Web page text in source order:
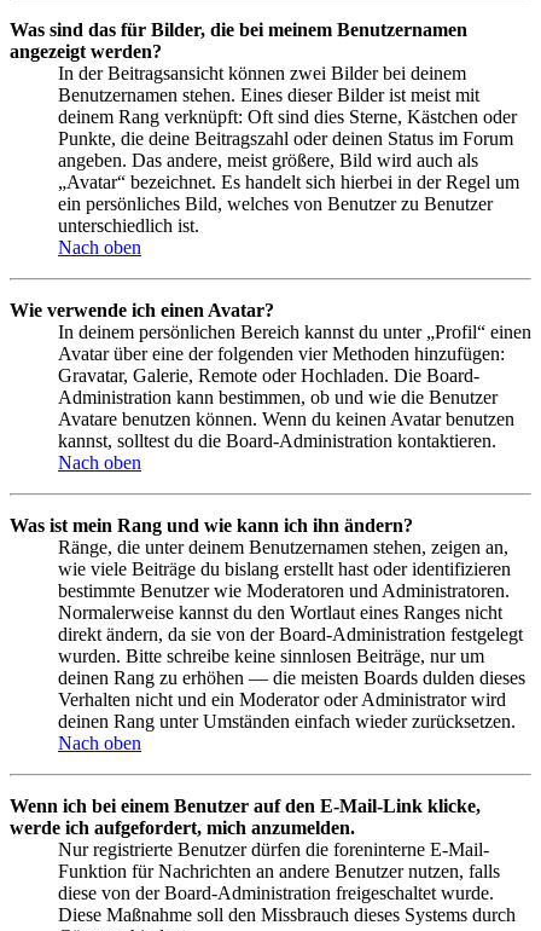
Was sind das für Bilder, die bei meinem Benutzernamen
angezeigt werden?
In der Beitragsansicht können zwei Bilder bei deinem
Benutzernamen stehen. Eines dieser Bilder ist meist mit
deinem Rang verknüpft: Oft sind dies Sterne, Kästchen oder
Punkte, die deine Beitragszahl oder deinen Status im Forum
angeben. Das andere, meist größere, Bild wird auch als
„Avatar“ bezeichnet. Es handelt sich hierbei in der Regel um
ein persönliches Bild, welches von Benutzer zu Benutzer
unterschiedlich ist.
Nach oben
Wie verwende ich einen Avatar?
In deinem persönlichen Bereich kannst du unter „Profil“ einen
Avatar über eine der folgenden vier Methoden hinzufügen:
Gravatar, Galerie, Remote oder Hochladen. Die Board-
Administration kann bestimmen, ob und wie die Benutzer
Avatare benutzen können. Wenn du keinen Avatar benutzen
kannst, solltest du die Board-Administration kontaktieren.
Nach oben
Was ist mein Rang und wie kann ich ihn ändern?
Ränge, die unter deinem Benutzernamen stehen, zeigen an,
wie viele Beiträge du bislang erstellt hast oder identifizieren
bestimmte Benutzer wie Moderatoren und Administratoren.
Normalerweise kannst du den Wortlaut eines Ranges nicht
direkt ändern, da sie von der Board-Administration festgelegt
wurden. Bitte schreibe keine sinnlosen Beiträge, nur um
deinen Rang zu erhöhen — die meisten Boards dulden dieses
Verhalten nicht und ein Moderator oder Administrator wird
deinen Rang unter Umständen einfach wieder zurücksetzen.
Nach oben
Wenn ich bei einem Benutzer auf den E-Mail-Link klicke,
werde ich aufgefordert, mich anzumelden.
Nur registrierte Benutzer dürfen die foreninterne E-Mail-
Funktion für Nachrichten an andere Benutzer nutzen, falls
diese von der Board-Administration freigeschaltet wurde.
Diese Maßnahme soll den Missbrauch dieses Systems durch